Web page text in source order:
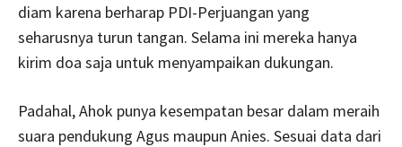
diam karena berharap PDI-Perjuangan yang
seharusnya turun tangan. Selama ini mereka hanya
kirim doa saja untuk menyampaikan dukungan.
Padahal, Ahok punya kesempatan besar dalam meraih
suara pendukung Agus maupun Anies. Sesuai data dari